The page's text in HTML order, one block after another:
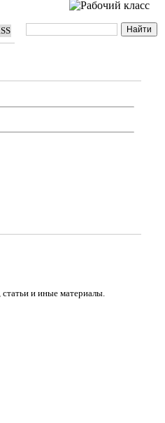
статьи и иные материалы.